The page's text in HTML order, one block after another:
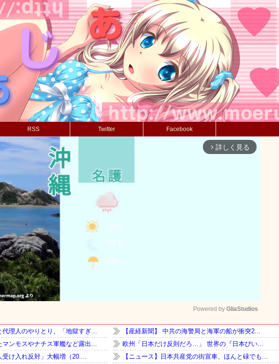
RSS Twitter Facebook
arrow_forward_ios 詳しく見る
Mute
Powered by GliaStudios